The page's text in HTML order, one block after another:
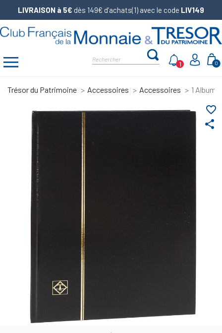
LIVRAISON à 5€ dès 149€ d’achats(1) avec le code LIV149
0
1
Trésor du Patrimoine Accessoires Accessoires 1 Album
share
favorite_border